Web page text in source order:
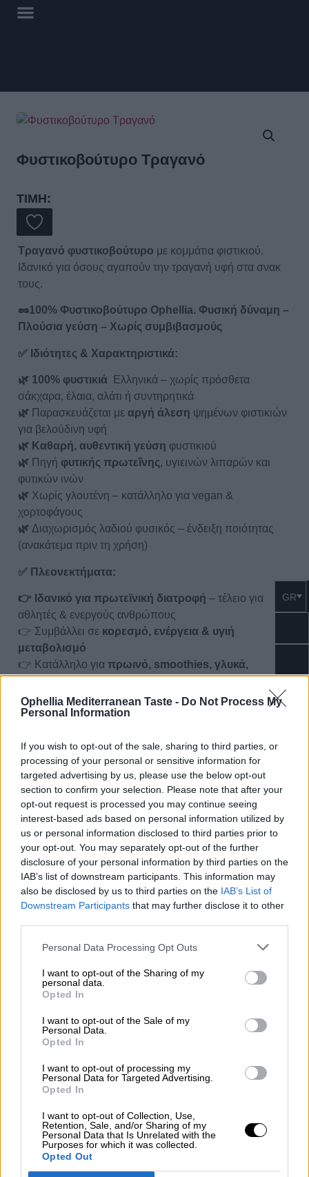
Ophellia Mediterranean Taste - Do Not Process My
Personal Information
If you wish to opt-out of the sale, sharing to third parties, or
processing of your personal or sensitive information for
targeted advertising by us, please use the below opt-out
section to confirm your selection. Please note that after your
opt-out request is processed you may continue seeing
interest-based ads based on personal information utilized by
us or personal information disclosed to third parties prior to
your opt-out. You may separately opt-out of the further
disclosure of your personal information by third parties on the
IAB’s list of downstream participants. This information may
also be disclosed by us to third parties on the IAB’s List of
Downstream Participants that may further disclose it to other
Personal Data Processing Opt Outs
I want to opt-out of the Sharing of my
personal data.
Opted In
I want to opt-out of the Sale of my
Personal Data.
Opted In
I want to opt-out of processing my
Personal Data for Targeted Advertising.
Opted In
I want to opt-out of Collection, Use,
Retention, Sale, and/or Sharing of my
Personal Data that Is Unrelated with the
Purposes for which it was collected.
Opted Out
GR
Φυστικοβούτυρο Τραγανό
ΤΙΜΗ:
Τραγανό φυστικοβούτυρο με κομμάτια φιστικιού.
Ιδανικό για όσους αγαπούν την τραγανή υφή στα σνακ
τους.
🥜100% Φυστικοβούτυρο Ophellia. Φυσική δύναμη –
Πλούσια γεύση – Χωρίς συμβιβασμούς
✅ Ιδιότητες & Χαρακτηριστικά:
🌿 100% φυστικιά Ελληνικά – χωρίς πρόσθετα
σάκχαρα, έλαια, αλάτι ή συντηρητικά
🌿 Παρασκευάζεται με αργή άλεση ψημένων φιστικιών
για βελούδινη υφή
🌿 Καθαρή, αυθεντική γεύση φυστικιού
🌿 Πηγή φυτικής πρωτεΐνης, υγιεινών λιπαρών και
φυτικών ινών
🌿 Χωρίς γλουτένη – κατάλληλο για vegan &
χορτοφάγους
🌿 Διαχωρισμός λαδιού φυσικός – ένδειξη ποιότητας
(ανακάτεμα πριν τη χρήση)
✅ Πλεονεκτήματα:
👉 Ιδανικό για πρωτεϊνική διατροφή – τέλειο για
αθλητές & ενεργούς ανθρώπους
👉 Συμβάλλει σε κορεσμό, ενέργεια & υγιή
μεταβολισμό
👉 Κατάλληλο για πρωινό, smoothies, γλυκά,
👉 χωρίς υδρογονωμένα λιπαρά
👉 Υψηλή περιεκτικότητα σε
👉 Φυσική επιλογή για σνακ χωρίς ενοχές!
100% Φυστικοβούτυρο Ophellia– Μόνο φυστίκι,
τίποτα περιττό.
Η ενέργεια της φύσης σε κάθε κουταλιά.
Διατροφικά Στοιχεία
Επιπλέον Πληροφορίες
Κωδικός προϊόντος:PB514
Κατηγορίες: Βούτυρα Ξηρών Καρπών,Φιστικοβούτηρο
ΣΧΕΤΙΚΑ ΠΡΟΪΟΝΤΑ
Ταχίνι από 100% σουσάμι 300γρ
Ταχίνι κακάο και φουντούκι 300γρ